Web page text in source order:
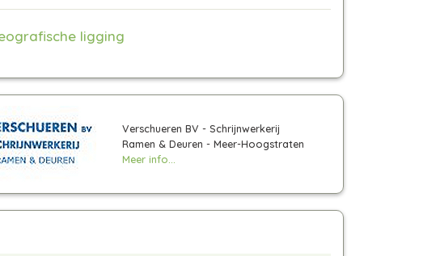
ligging
Verschueren BV - Schrijnwerkerij
Ramen & Deuren - Meer-Hoogstraten
Meer info...